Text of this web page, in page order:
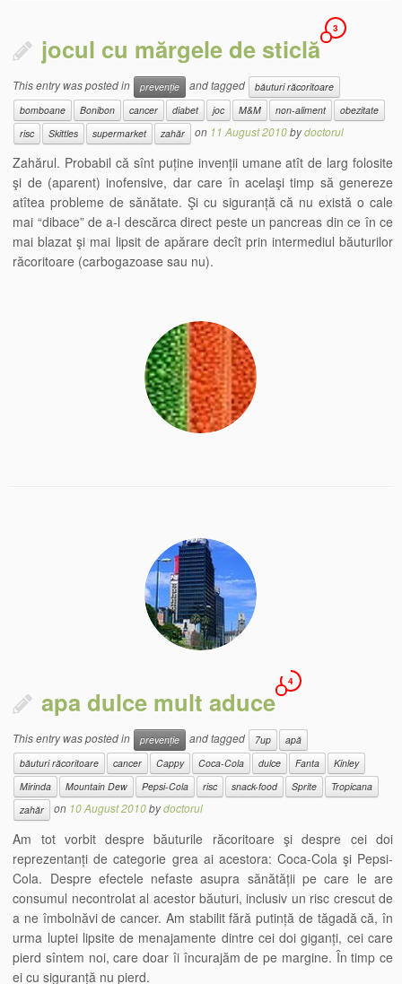
jocul cu mărgele de sticlă
3
This entry was posted in prevenție and tagged
băuturi răcoritoare
bomboane
Bonibon cancer diabet joc M&M non-aliment
obezitate
risc
Skittles supermarket zahăr on 11 August 2010bydoctorul
Zahărul. Probabil că sînt puține invenții umane atît de larg folosite
şi de (aparent) inofensive, dar care în acelaşi timp să genereze
atîtea probleme de sănătate. Şi cu siguranță că nu există o cale
mai “dibace” de a-l descărca direct peste un pancreas din ce în ce
mai blazat şi mai lipsit de apărare decît prin intermediul băuturilor
răcoritoare (carbogazoase sau nu).
apa dulce mult aduce
4
This entry was posted in prevenție and tagged 7up
apă
băuturi răcoritoare
cancer Cappy Coca-Cola dulce Fanta
Kinley
Mirinda
Mountain Dew Pepsi-Cola risc snack-food Sprite
Tropicana
zahăr
on 10 August 2010bydoctorul
Am tot vorbit despre băuturile răcoritoare şi despre cei doi
reprezentanți de categorie grea ai acestora: Coca-Cola şi Pepsi-
Cola. Despre efectele nefaste asupra sănătății pe care le are
consumul necontrolat al acestor băuturi, inclusiv un risc crescut de
a ne îmbolnăvi de cancer. Am stabilit fără putință de tăgadă că, în
urma luptei lipsite de menajamente dintre cei doi giganți, cei care
pierd sîntem noi, care doar îi încurajăm de pe margine. În timp ce
ei cu siguranță nu pierd.